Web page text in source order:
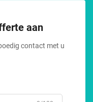
aan
contact met u